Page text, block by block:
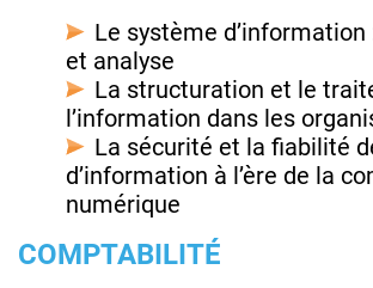
Le système
et analyse
La structuration et le
l’information dans les
La sécurité et la fiabilité
d’information à l’ère de la
numérique
COMPTABILITÉ